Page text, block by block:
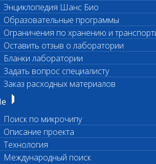
Энциклопедия Шанс Био
Образовательные программы
Ограничения по хранению и
Оставить отзыв о лаборатории
Бланки лаборатории
Задать вопрос специалисту
Заказ расходных материалов
Поиск по микрочипу
Описание проекта
Технология
Международный поиск
вариантов тестирования:
собак (ИХ)- экспресс тест,
1 часа
собак (ПЦР)
собак используют
оценки иммунологического статуса
инфекциям:
у собак (по инфекционному гепатиту,
ИФА
для контроля уровня материнских